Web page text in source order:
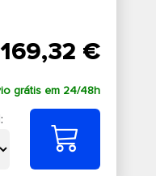
169,32 €
grátis em 24/48h